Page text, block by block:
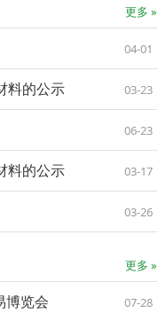
更多 »
04-01
料的公示 03-23
06-23
料的公示 03-17
03-26
更多 »
博览会 07-28